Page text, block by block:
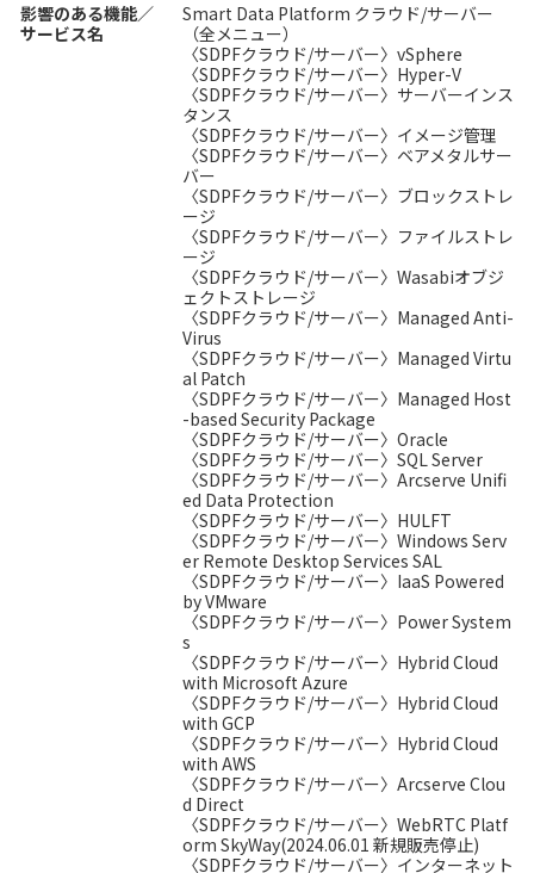
影響のある機能／
サービス名
Smart Data Platform クラウド/サーバー
（全メニュー）
〈SDPFクラウド/サーバー〉vSphere
〈SDPFクラウド/サーバー〉Hyper-V
〈SDPFクラウド/サーバー〉サーバーインス
タンス
〈SDPFクラウド/サーバー〉イメージ管理
〈SDPFクラウド/サーバー〉ベアメタルサー
バー
〈SDPFクラウド/サーバー〉ブロックストレ
ージ
〈SDPFクラウド/サーバー〉ファイルストレ
ージ
〈SDPFクラウド/サーバー〉Wasabiオブジ
ェクトストレージ
〈SDPFクラウド/サーバー〉Managed Anti-
Virus
〈SDPFクラウド/サーバー〉Managed Virtu
al Patch
〈SDPFクラウド/サーバー〉Managed Host
-based Security Package
〈SDPFクラウド/サーバー〉Oracle
〈SDPFクラウド/サーバー〉SQL Server
〈SDPFクラウド/サーバー〉Arcserve Unifi
ed Data Protection
〈SDPFクラウド/サーバー〉HULFT
〈SDPFクラウド/サーバー〉Windows Serv
er Remote Desktop Services SAL
〈SDPFクラウド/サーバー〉IaaS Powered
by VMware
〈SDPFクラウド/サーバー〉Power System
s
〈SDPFクラウド/サーバー〉Hybrid Cloud
with Microsoft Azure
〈SDPFクラウド/サーバー〉Hybrid Cloud
with GCP
〈SDPFクラウド/サーバー〉Hybrid Cloud
with AWS
〈SDPFクラウド/サーバー〉Arcserve Clou
d Direct
〈SDPFクラウド/サーバー〉WebRTC Platf
orm SkyWay(2024.06.01 新規販売停止)
〈SDPFクラウド/サーバー〉インターネット